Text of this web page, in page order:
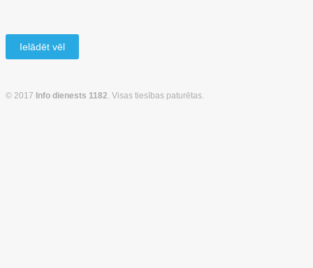
Ielādēt vēl
© 2017 Info dienests 1182. Visas tiesības paturētas.